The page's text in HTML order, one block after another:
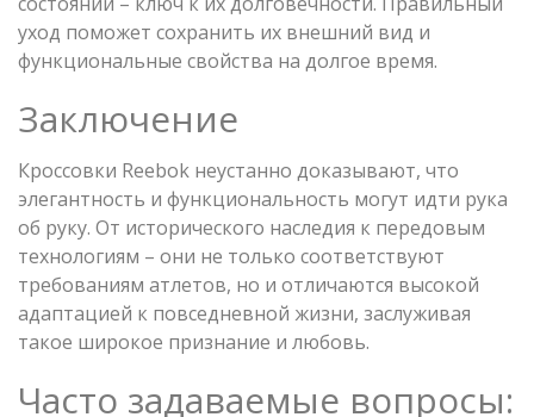
уход поможет сохранить их внешний вид и
функциональные свойства на долгое время.
Заключение
Кроссовки Reebok неустанно доказывают, что
элегантность и функциональность могут идти рука
об руку. От исторического наследия к передовым
технологиям – они не только соответствуют
требованиям атлетов, но и отличаются высокой
адаптацией к повседневной жизни, заслуживая
такое широкое признание и любовь.
Часто задаваемые вопросы: